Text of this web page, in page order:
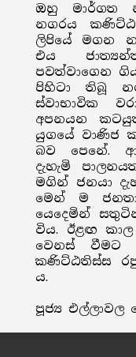
ඔහු මාර්ගත
නගරය
ලිපියේ මගන
එය
පවත්වාගෙන
පිහිටා තිබූ
ස්වාභාවික
අපනයන
යුගයේ වාණිජ
බව පෙනේ.
දැහැමි
මගින් ජනයා
මෙන් ම
යෙදෙමින්
විය. ඊළඟ
වෙනස් වීමට
කණිට්ඨතිස්ස
ය.
පූජ්‍ය එල්ලාවල